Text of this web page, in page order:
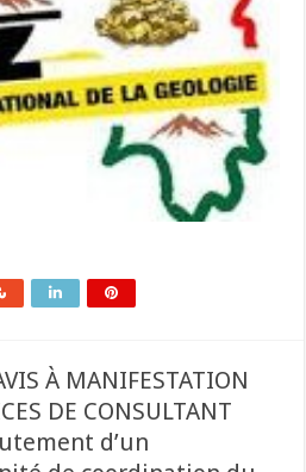
À MANIFESTATION
DE CONSULTANT
d’un